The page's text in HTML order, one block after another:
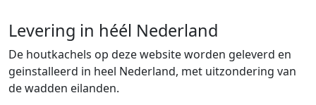
Levering in héél Nederland
De houtkachels op deze website worden geleverd en
geinstalleerd in heel Nederland, met uitzondering van
de wadden eilanden.